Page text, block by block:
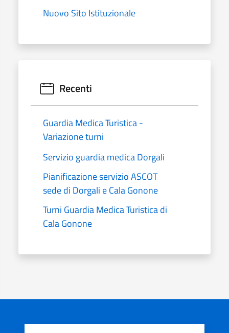
Nuovo Sito Istituzionale
Recenti
Guardia Medica Turistica -
Variazione turni
Servizio guardia medica Dorgali
Pianificazione servizio ASCOT
sede di Dorgali e Cala Gonone
Turni Guardia Medica Turistica di
Cala Gonone